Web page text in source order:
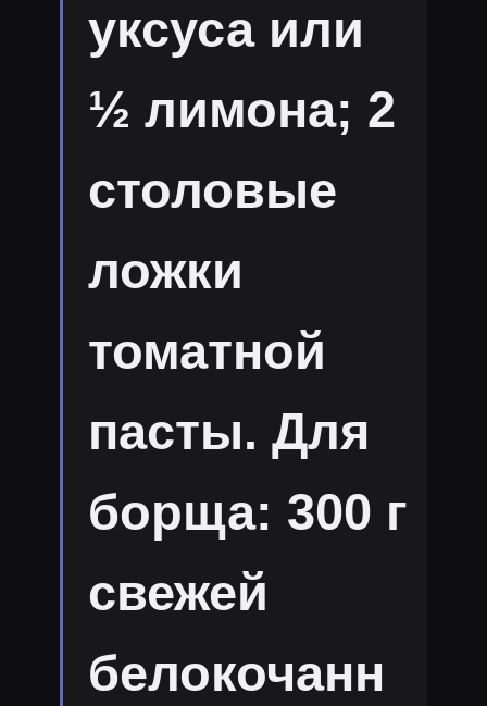
уксуса или
½ лимона; 2
столовые
ложки
томатной
пасты. Для
борща: 300 г
свежей
белокочанн